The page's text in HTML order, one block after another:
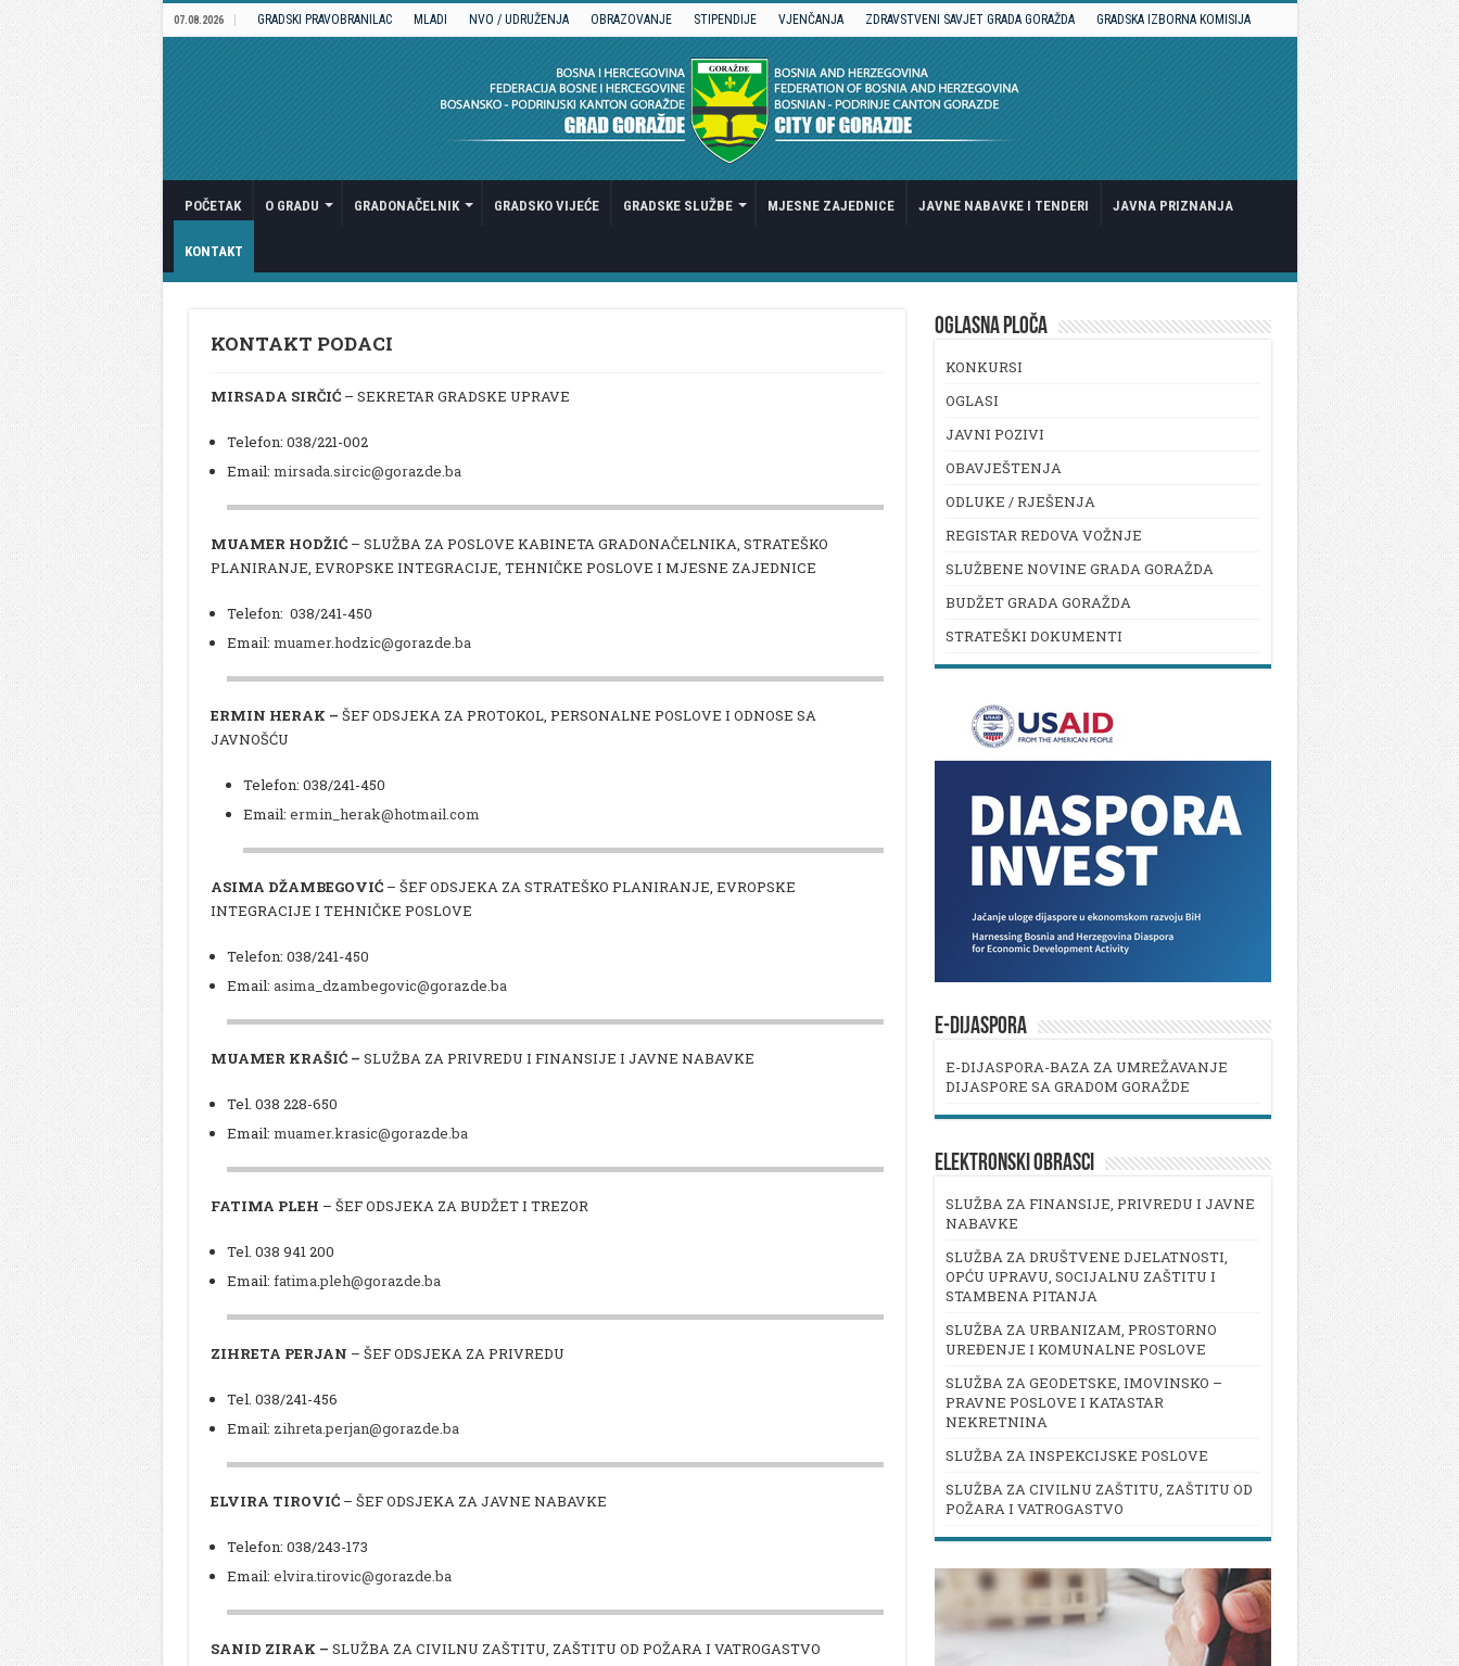
07.08.2026 GRADSKI PRAVOBRANILAC MLADI NVO / UDRUŽENJA OBRAZOVANJE STIPENDIJE VJENČANJA ZDRAVSTVENI SAVJET GRADA GORAŽDA GRADSKA IZBORNA KOMISIJA
POČETAK O GRADU GRADONAČELNIK GRADSKO VIJEĆE GRADSKE SLUŽBE MJESNE ZAJEDNICE JAVNE NABAVKE I TENDERI JAVNA PRIZNANJA
KONTAKT
KONTAKT PODACI
MIRSADA SIRČIĆ– SEKRETAR GRADSKE UPRAVE
Telefon: 038/221-002
Email: mirsada.sircic@gorazde.ba
MUAMER HODŽIĆ – SLUŽBA ZA POSLOVE KABINETA GRADONAČELNIKA, STRATEŠKO
PLANIRANJE, EVROPSKE INTEGRACIJE, TEHNIČKE POSLOVE I MJESNE ZAJEDNICE
Telefon: 038/241-450
Email: muamer.hodzic@gorazde.ba
ERMIN HERAK – ŠEF ODSJEKA ZA PROTOKOL, PERSONALNE POSLOVE I ODNOSE SA
JAVNOŠĆU
Telefon: 038/241-450
Email: ermin_herak@hotmail.com
ASIMA DŽAMBEGOVIĆ– ŠEF ODSJEKA ZA STRATEŠKO PLANIRANJE, EVROPSKE
INTEGRACIJE I TEHNIČKE POSLOVE
Telefon: 038/241-450
Email: asima_dzambegovic@gorazde.ba
MUAMER KRAŠIĆ – SLUŽBA ZA PRIVREDU I FINANSIJE I JAVNE NABAVKE
Tel. 038 228-650
Email: muamer.krasic@gorazde.ba
FATIMA PLEH – ŠEF ODSJEKA ZA BUDŽET I TREZOR
Tel. 038 941 200
Email: fatima.pleh@gorazde.ba
ZIHRETA PERJAN – ŠEF ODSJEKA ZA PRIVREDU
Tel. 038/241-456
Email: zihreta.perjan@gorazde.ba
ELVIRA TIROVIĆ– ŠEF ODSJEKA ZA JAVNE NABAVKE
Telefon: 038/243-173
Email: elvira.tirovic@gorazde.ba
SANID ZIRAK – SLUŽBA ZA CIVILNU ZAŠTITU, ZAŠTITU OD POŽARA I VATROGASTVO
OGLASNA PLOČA
KONKURSI
OGLASI
JAVNI POZIVI
OBAVJEŠTENJA
ODLUKE / RJEŠENJA
REGISTAR REDOVA VOŽNJE
SLUŽBENE NOVINE GRADA GORAŽDA
BUDŽET GRADA GORAŽDA
STRATEŠKI DOKUMENTI
E-DIJASPORA
E-DIJASPORA-BAZA ZA UMREŽAVANJE
DIJASPORE SA GRADOM GORAŽDE
ELEKTRONSKI OBRASCI
SLUŽBA ZA FINANSIJE, PRIVREDU I JAVNE
NABAVKE
SLUŽBA ZA DRUŠTVENE DJELATNOSTI,
OPĆU UPRAVU, SOCIJALNU ZAŠTITU I
STAMBENA PITANJA
SLUŽBA ZA URBANIZAM, PROSTORNO
UREĐENJE I KOMUNALNE POSLOVE
SLUŽBA ZA GEODETSKE, IMOVINSKO –
PRAVNE POSLOVE I KATASTAR
NEKRETNINA
SLUŽBA ZA INSPEKCIJSKE POSLOVE
SLUŽBA ZA CIVILNU ZAŠTITU, ZAŠTITU OD
POŽARA I VATROGASTVO